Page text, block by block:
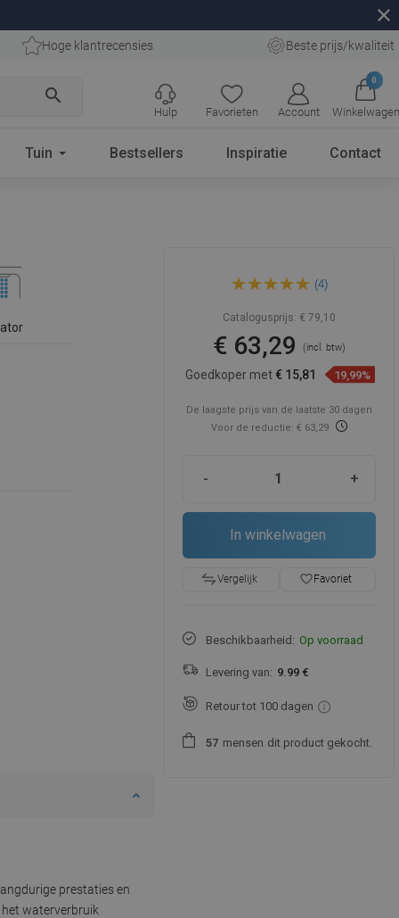
close
Hoge klantrecensies Beste prijs/kwaliteit
search
Favorieten Account
0
Winkelwagen
Hulp
Tuin Bestsellers Inspiratie Contact
prestaties en
waterverbruik
Mexen Royo badkuipkraan,
wit - 72230-20
(4)
Catalogusprijs: € 79,10
€ 63,29(incl. btw)
Goedkoper met € 15,81 19,99%
De laagste prijs van de laatste 30 dagen
Voor de reductie: € 63,29
- +
In winkelwagen
Vergelijk favorite_borderFavoriet
Beschikbaarheid: Op voorraad
Levering van: 9.99 €
Retour tot 100 dagen
57 mensen dit product gekocht.